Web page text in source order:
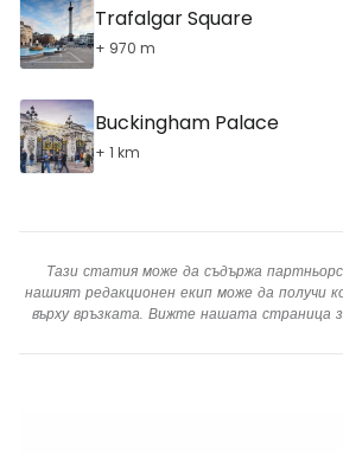
Trafalgar Square
+ 970 m
Buckingham Palace
+ 1 km
Тази статия може да съдържа
нашият редакционен екип може да получи
върху връзката. Вижте нашата страница